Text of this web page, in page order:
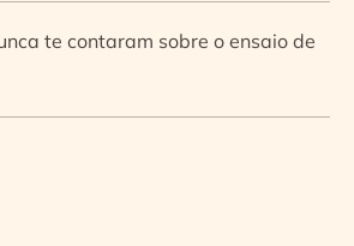
te contaram sobre o ensaio de